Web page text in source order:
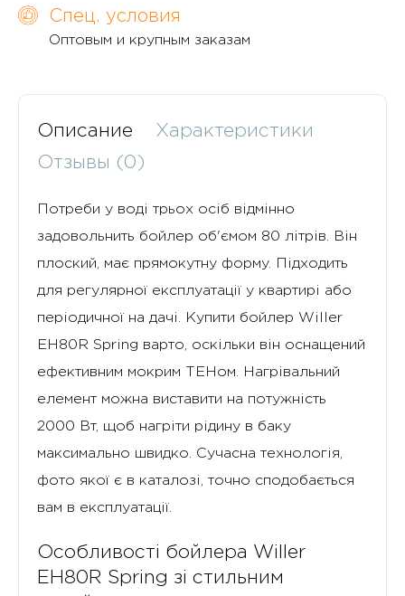
Спец. условия
Оптовым и крупным заказам
Описание
Характеристики
Отзывы (0)
Потреби у воді трьох осіб відмінно
задовольнить бойлер об'ємом 80 літрів. Він
плоский, має прямокутну форму. Підходить
для регулярної експлуатації у квартирі або
періодичної на дачі. Купити бойлер Willer
EH80R Spring варто, оскільки він оснащений
ефективним мокрим ТЕНом. Нагрівальний
елемент можна виставити на потужність
2000 Вт, щоб нагріти рідину в баку
максимально швидко. Сучасна технологія,
фото якої є в каталозі, точно сподобається
вам в експлуатації.
Особливості бойлера Willer
EH80R Spring зі стильним